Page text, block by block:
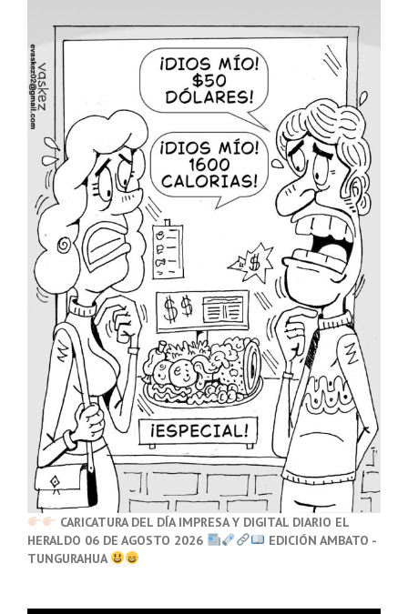
CARICATURA DEL DÍA IMPRESA Y DIGITAL DIARIO EL
HERALDO 06 DE AGOSTO 2026
EDICIÓN AMBATO -
TUNGURAHUA